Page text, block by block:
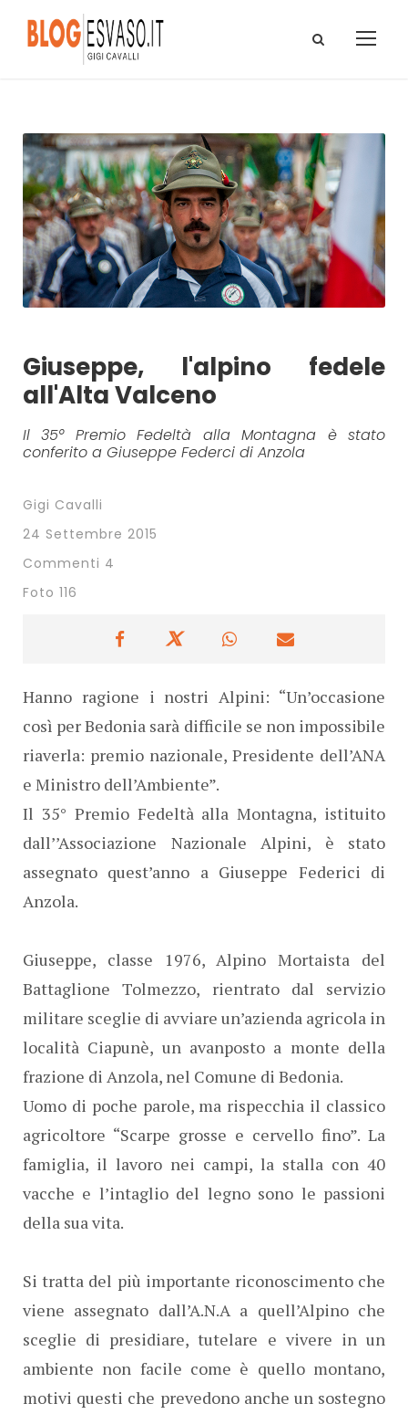
Giuseppe, l'alpino fedele
all'Alta Valceno
Il 35° Premio Fedeltà alla Montagna è stato
conferito a Giuseppe Federci di Anzola
Gigi Cavalli
24 Settembre 2015
Commenti 4
Foto 116
Hanno ragione i nostri Alpini: “Un’occasione
così per Bedonia sarà difficile se non impossibile
riaverla: premio nazionale, Presidente dell’ANA
e Ministro dell’Ambiente”.
Il 35° Premio Fedeltà alla Montagna, istituito
dall’’Associazione Nazionale Alpini, è stato
assegnato quest’anno a Giuseppe Federici di
Anzola.
Giuseppe, classe 1976, Alpino Mortaista del
Battaglione Tolmezzo, rientrato dal servizio
militare sceglie di avviare un’azienda agricola in
località Ciapunè, un avanposto a monte della
frazione di Anzola, nel Comune di Bedonia.
Uomo di poche parole, ma rispecchia il classico
agricoltore “Scarpe grosse e cervello fino”. La
famiglia, il lavoro nei campi, la stalla con 40
vacche e l’intaglio del legno sono le passioni
della sua vita.
Si tratta del più importante riconoscimento che
viene assegnato dall’A.N.A a quell’Alpino che
sceglie di presidiare, tutelare e vivere in un
ambiente non facile come è quello montano,
motivi questi che prevedono anche un sostegno